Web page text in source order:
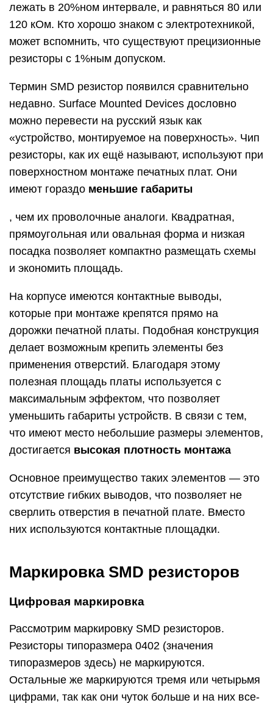
лежать в 20%ном интервале, и равняться 80 или
120 кОм. Кто хорошо знаком с электротехникой,
может вспомнить, что существуют прецизионные
резисторы с 1%ным допуском.
Термин SMD резистор появился сравнительно
недавно. Surface Mounted Devices дословно
можно перевести на русский язык как
«устройство, монтируемое на поверхность». Чип
резисторы, как их ещё называют, используют при
поверхностном монтаже печатных плат. Они
имеют гораздо меньшие габариты
, чем их проволочные аналоги. Квадратная,
прямоугольная или овальная форма и низкая
посадка позволяет компактно размещать схемы
и экономить площадь.
На корпусе имеются контактные выводы,
которые при монтаже крепятся прямо на
дорожки печатной платы. Подобная конструкция
делает возможным крепить элементы без
применения отверстий. Благодаря этому
полезная площадь платы используется с
максимальным эффектом, что позволяет
уменьшить габариты устройств. В связи с тем,
что имеют место небольшие размеры элементов,
достигается высокая плотность монтажа
Основное преимущество таких элементов — это
отсутствие гибких выводов, что позволяет не
сверлить отверстия в печатной плате. Вместо
них используются контактные площадки.
Маркировка SMD резисторов
Цифровая маркировка
Рассмотрим маркировку SMD резисторов.
Резисторы типоразмера 0402 (значения
типоразмеров здесь) не маркируются.
Остальные же маркируются тремя или четырьмя
цифрами, так как они чуток больше и на них все-